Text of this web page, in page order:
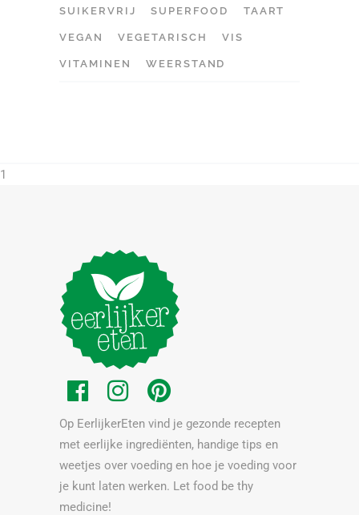
SUIKERVRIJ SUPERFOOD TAART
VEGAN VEGETARISCH VIS
VITAMINEN WEERSTAND
1
Op EerlijkerEten vind je gezonde recepten
met eerlijke ingrediënten, handige tips en
weetjes over voeding en hoe je voeding voor
je kunt laten werken. Let food be thy
medicine!